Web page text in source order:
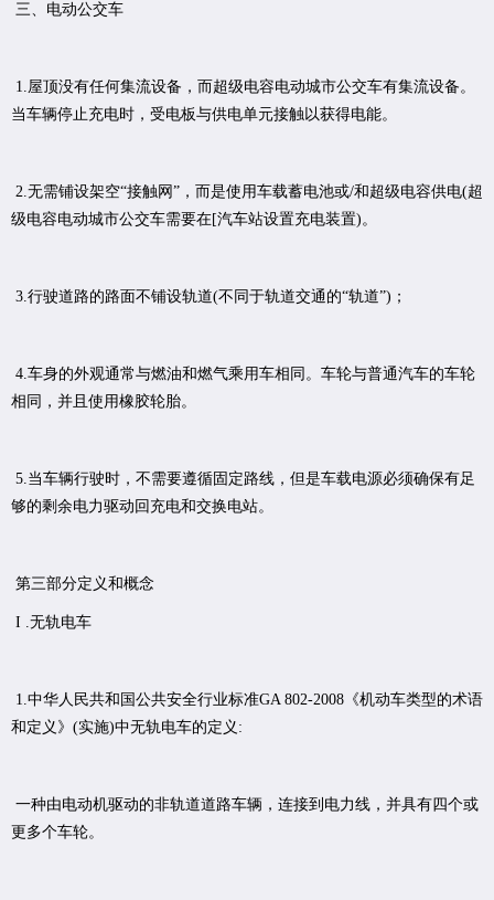
三、电动公交车
1.屋顶没有任何集流设备，而超级电容电动城市公交车有集流设备。
当车辆停止充电时，受电板与供电单元接触以获得电能。
2.无需铺设架空“接触网”，而是使用车载蓄电池或/和超级电容供电(超
级电容电动城市公交车需要在[汽车站设置充电装置)。
3.行驶道路的路面不铺设轨道(不同于轨道交通的“轨道”)；
4.车身的外观通常与燃油和燃气乘用车相同。车轮与普通汽车的车轮
相同，并且使用橡胶轮胎。
5.当车辆行驶时，不需要遵循固定路线，但是车载电源必须确保有足
够的剩余电力驱动回充电和交换电站。
第三部分定义和概念
I .无轨电车
1.中华人民共和国公共安全行业标准GA 802-2008《机动车类型的术语
和定义》(实施)中无轨电车的定义:
一种由电动机驱动的非轨道道路车辆，连接到电力线，并具有四个或
更多个车轮。